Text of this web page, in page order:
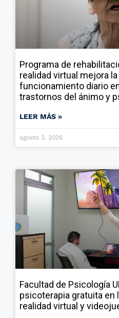
Programa de
realidad virtual mejora
funcionamiento diario
trastornos del ánimo y
LEER MÁS »
agosto 3, 2026
Facultad de Psicología
psicoterapia gratuita en
realidad virtual y